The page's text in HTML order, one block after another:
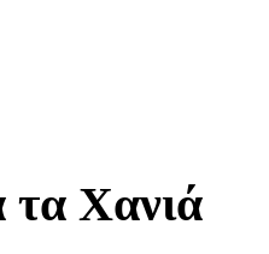
τα Χανιά